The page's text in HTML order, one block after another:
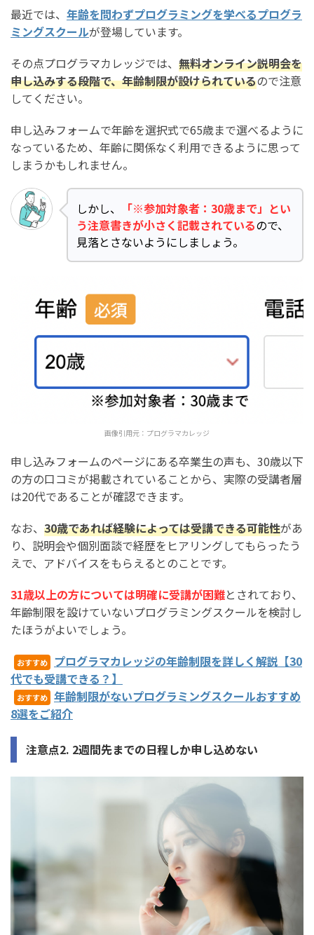
最近では、 年齢を問わずプログラミングを学べるプログラ
ミングスクールが登場しています。
その点プログラマカレッジでは、 無料オンライン説明会を
申し込みする段階で、年齢制限が設けられているので注意
してください。
申し込みフォームで年齢を選択式で65歳まで選べるように
なっているため、年齢に関係なく利用できるように思って
しまうかもしれません。
しかし、
「※参加対象者：30歳まで」とい
う注意書きが小さく記載されているので、
見落とさないようにしましょう。
画像引用元： プログラマカレッジ
申し込みフォームのページにある卒業生の声も、30歳以下
の方の口コミが掲載されていることから、実際の受講者層
は20代であることが確認できます。
なお、 30歳であれば経験によっては受講できる可能性があ
り、説明会や個別面談で経歴をヒアリングしてもらったう
えで、アドバイスをもらえるとのことです。
31歳以上の方については明確に受講が困難とされており、
年齢制限を設けていないプログラミングスクールを検討し
たほうがよいでしょう。
おすすめ
プログラマカレッジの年齢制限を詳しく解説【30
代でも受講できる？】
おすすめ 年齢制限がないプログラミングスクールおすすめ
8選をご紹介
注意点2. 2週間先までの日程しか申し込めない